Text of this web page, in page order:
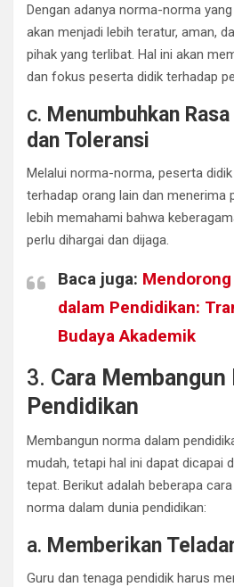
Dengan adanya norma-norma
akan menjadi lebih teratur, aman,
pihak yang terlibat. Hal ini akan
dan fokus peserta didik terhadap
c. Menumbuhkan
dan Toleransi
Melalui norma-norma, peserta
terhadap orang lain dan menerima
lebih memahami bahwa
perlu dihargai dan dijaga.
Baca juga:
dalam Pendidikan:
Budaya Akademik
3. Cara Membangun
Pendidikan
Membangun norma dalam
mudah, tetapi hal ini dapat dicapai
tepat. Berikut adalah beberapa
norma dalam dunia pendidikan:
a. Memberikan
Guru dan tenaga pendidik harus